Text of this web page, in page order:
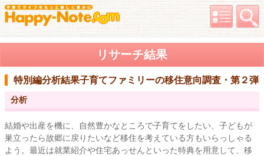
リサーチ結果
特別編分析結果子育てファミリーの移住意向調査・第２弾
分析
結婚や出産を機に、自然豊かなところで子育てをしたい、子どもが
巣立ったら故郷に戻りたいなど移住を考えている方もいらっしゃる
よう。最近は就業紹介や住宅あっせんといった特典を用意して、移